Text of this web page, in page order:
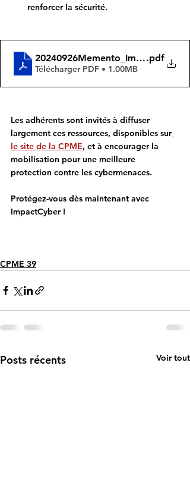
renforcer la sécurité.
.pdf
Télécharger PDF • 1.00MB
Les adhérents sont invités à diffuser
largement ces ressources, disponibles sur
le site de la CPME, et à encourager la
mobilisation pour une meilleure
protection contre les cybermenaces.
Protégez-vous dès maintenant avec
ImpactCyber !
CPME 39
Posts récents Voir tout